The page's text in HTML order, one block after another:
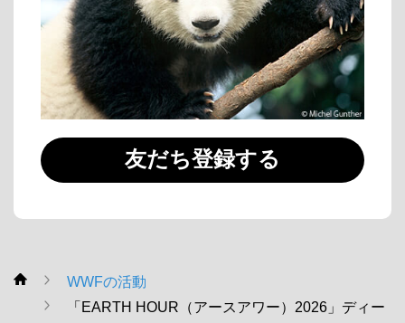
友だち登録する
WWF
WWFの活動
「EARTH HOUR（アースアワー）2026」ディー